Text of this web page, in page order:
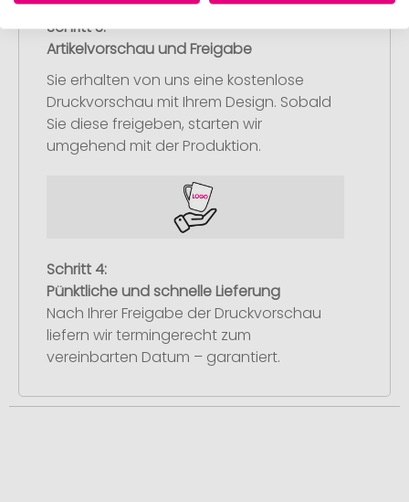
Schritt 3:
Artikelvorschau und Freigabe
Sie erhalten von uns eine kostenlose
Druckvorschau mit Ihrem Design. Sobald
Sie diese freigeben, starten wir
umgehend mit der Produktion.
Schritt 4:
Pünktliche und schnelle Lieferung
Nach Ihrer Freigabe der Druckvorschau
liefern wir termingerecht zum
vereinbarten Datum – garantiert.